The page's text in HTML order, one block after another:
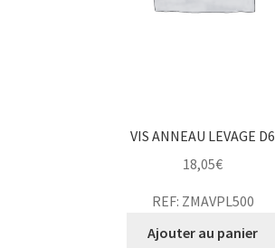
VIS ANNEAU LEVAGE D6
18,05€
REF: ZMAVPL500
Ajouter au panier